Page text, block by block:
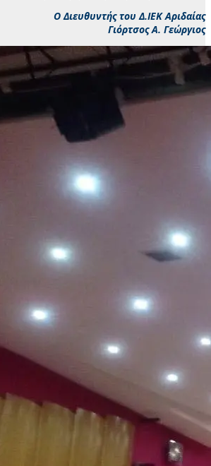
Ο Διευθυντής του Δ.ΙΕΚ Αριδαίας
Γιόρτσος Α. Γεώργιος